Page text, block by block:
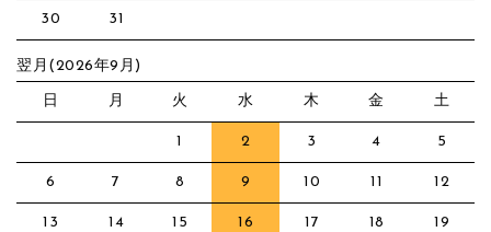
30 31
翌月(2026年9月)
日 月 火 水 木 金 土
1 2 3 4 5
6 7 8 9 10 11 12
13 14 15 16 17 18 19